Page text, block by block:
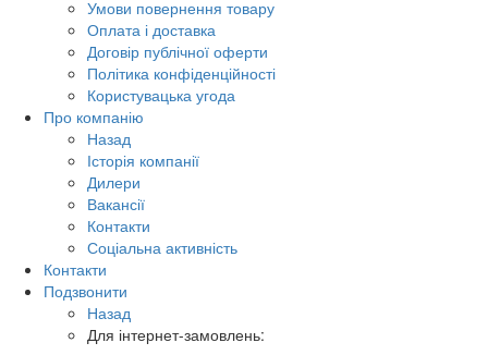
Умови повернення товару
Оплата і доставка
Договір публічної оферти
Політика конфіденційності
Користувацька угода
Про компанію
Назад
Історія компанії
Дилери
Вакансії
Контакти
Соціальна активність
Контакти
Подзвонити
Назад
Для інтернет-замовлень: